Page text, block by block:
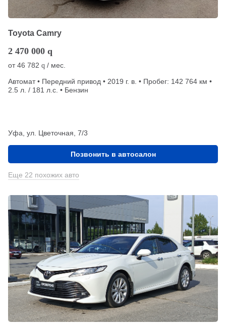
Toyota Camry
2 470 000 q
от46 782 q / мес.
Автомат • Передний привод • 2019 г. в. • Пробег: 142 764 км •
2.5 л. / 181 л.с. • Бензин
Уфа, ул. Цветочная, 7/3
Позвонить в автосалон
Еще 22 похожих авто